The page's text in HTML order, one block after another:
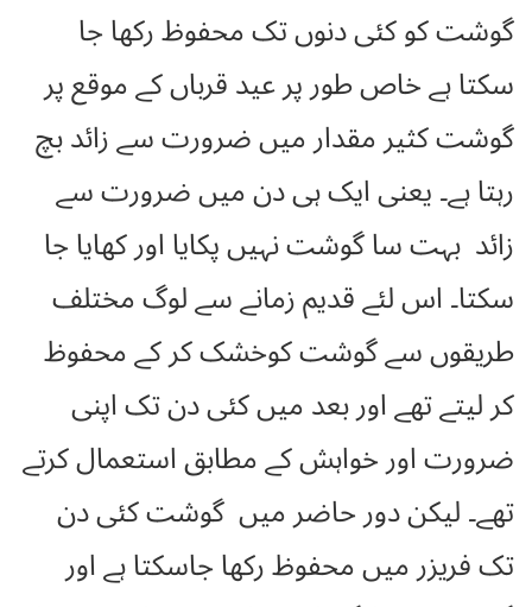
گوشت کو کئی دنوں تک محفوظ رکھا جا
سکتا ہے خاص طور پر عید قرباں کے موقع پر
گوشت کثیر مقدار میں ضرورت سے زائد بچ
رہتا ہے۔ یعنی ایک ہی دن میں ضرورت سے
زائد بہت سا گوشت نہیں پکایا اور کھایا جا
سکتا۔ اس لئے قدیم زمانے سے لوگ مختلف
طریقوں سے گوشت کوخشک کر کے محفوظ
کر لیتے تھے اور بعد میں کئی دن تک اپنی
ضرورت اور خواہش کے مطابق استعمال کرتے
تھے۔ لیکن دور حاضر میں گوشت کئی دن
تک فریزر میں محفوظ رکھا جاسکتا ہے اور